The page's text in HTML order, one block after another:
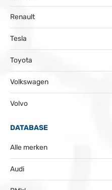
Renault
Tesla
Toyota
Volkswagen
Volvo
DATABASE
Alle merken
Audi